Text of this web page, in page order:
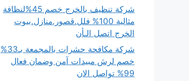
شركة تنظيف بالخرج خصم 45%لنظافة
مثالية 100% فلل.قصور.منازل.بيوت
الخرج اتصل الـأن
شركة مكافحة حشرات بالمجمعة بـ33%
خصم لرش مبيدات آمن وضمان فعال
99% تواصل الان